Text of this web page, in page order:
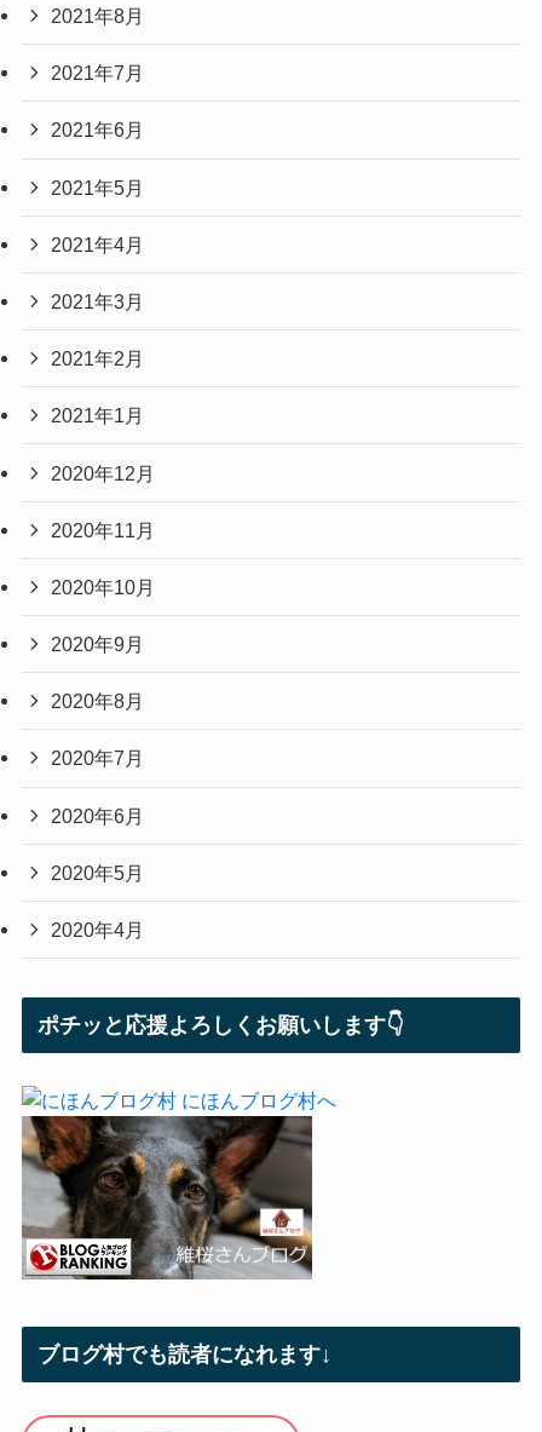
2021年8月
2021年7月
2021年6月
2021年5月
2021年4月
2021年3月
2021年2月
2021年1月
2020年12月
2020年11月
2020年10月
2020年9月
2020年8月
2020年7月
2020年6月
2020年5月
2020年4月
ポチッと応援よろしくお願いします👇
ブログ村でも読者になれます↓